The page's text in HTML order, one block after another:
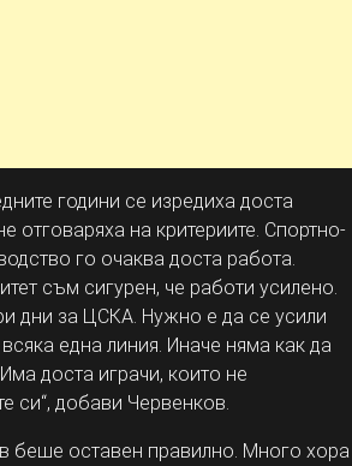
години се изредиха доста
отговаряха на критериите. Спортно-
го очаква доста работа.
съм сигурен, че работи усилено.
дни за ЦСКА. Нужно е да се усили
една линия. Иначе няма как да
доста играчи, които не
си“, добави Червенков.
беше оставен правилно. Много хора